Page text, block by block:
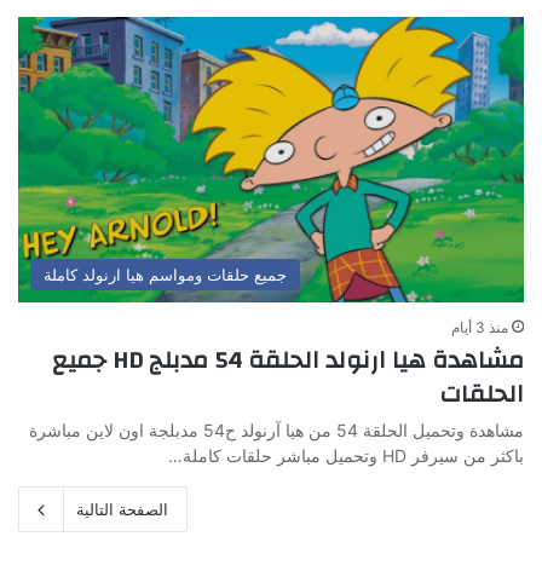
جميع حلقات ومواسم هيا ارنولد كاملة
منذ 3 أيام
مشاهدة هيا ارنولد الحلقة 54 مدبلج HD جميع
الحلقات
مشاهدة وتحميل الحلقة 54 من هيا آرنولد ح54 مدبلجة اون لاين مباشرة
باكثر من سيرفر HD وتحميل مباشر حلقات كاملة…
الصفحة التالية